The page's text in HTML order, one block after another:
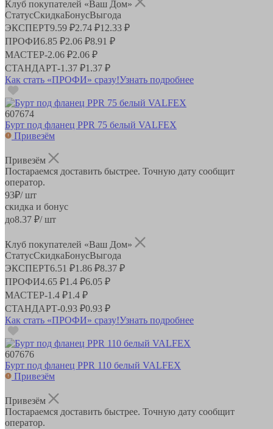
Клуб покупателей «Ваш Дом»
СтатусСкидкаБонусВыгода
ЭКСПЕРТ9.59 ₽2.74 ₽12.33 ₽
ПРОФИ6.85 ₽2.06 ₽8.91 ₽
МАСТЕР-2.06 ₽2.06 ₽
СТАНДАРТ-1.37 ₽1.37 ₽
Как стать «ПРОФИ» сразу!Узнать подробнее
607674
Бурт под фланец PPR 75 белый VALFEX
Привезём
Привезём
Постараемся доставить быстрее. Точную дату сообщит
оператор.
93₽/ шт
скидка и бонус
до8.37 ₽/ шт
Клуб покупателей «Ваш Дом»
СтатусСкидкаБонусВыгода
ЭКСПЕРТ6.51 ₽1.86 ₽8.37 ₽
ПРОФИ4.65 ₽1.4 ₽6.05 ₽
МАСТЕР-1.4 ₽1.4 ₽
СТАНДАРТ-0.93 ₽0.93 ₽
Как стать «ПРОФИ» сразу!Узнать подробнее
607676
Бурт под фланец PPR 110 белый VALFEX
Привезём
Привезём
Постараемся доставить быстрее. Точную дату сообщит
оператор.